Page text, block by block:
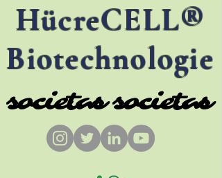
HücreCELL®
Biotechnologie
societas societas
societas societas